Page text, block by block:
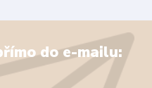
do e-mailu: